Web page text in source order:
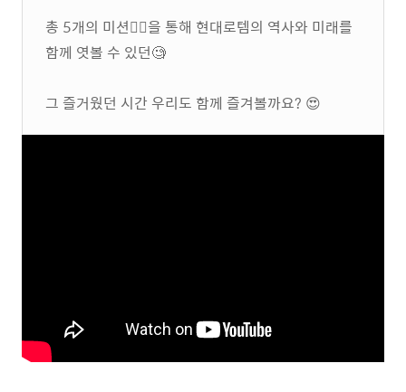
총 5개의 미션🖐🏻을 통해 현대로템의 역사와 미래를
함께 엿볼 수 있던🧐
그 즐거웠던 시간 우리도 함께 즐겨볼까요? 😍